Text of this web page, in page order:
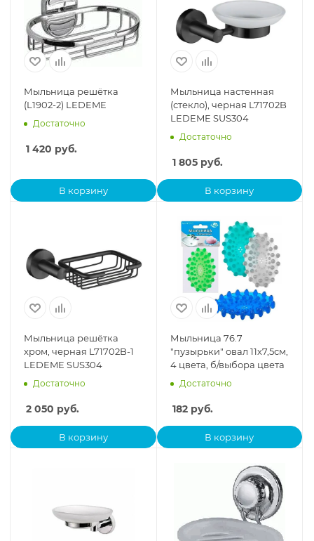
Мыльница решётка
(L1902-2) LEDEME
Достаточно
1 420 руб.
В корзину
Мыльница настенная
(стекло), черная L71702B
LEDEME SUS304
Достаточно
1 805руб.
В корзину
Мыльница решётка
хром, черная L71702B-1
LEDEME SUS304
Достаточно
2 050 руб.
В корзину
Мыльница 76.7
"пузырьки" овал 11х7,5см,
4 цвета, б/выбора цвета
Достаточно
182руб.
В корзину